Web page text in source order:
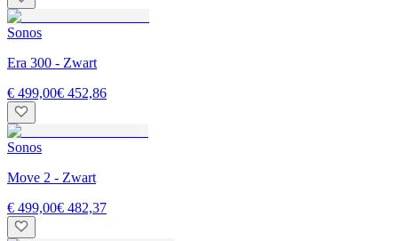
Sonos
Era 300 - Zwart
€ 499,00€ 452,86
Sonos
Move 2 - Zwart
€ 499,00€ 482,37